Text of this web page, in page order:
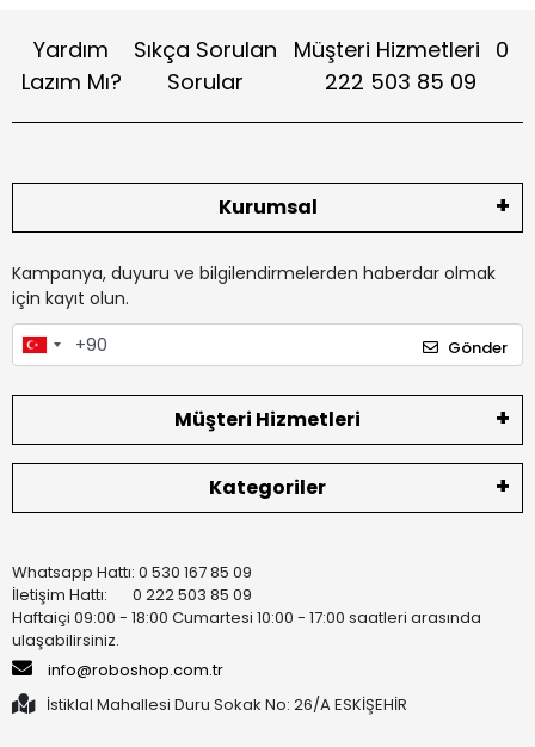
Yardım
Lazım Mı?
Sıkça Sorulan
Sorular
Müşteri Hizmetleri 0
222 503 85 09
Kurumsal
Kampanya, duyuru ve bilgilendirmelerden haberdar olmak
için kayıt olun.
Gönder
Müşteri Hizmetleri
Kategoriler
Whatsapp Hattı: 0 530 167 85 09
İletişim Hattı: 0 222 503 85 09
Haftaiçi 09:00 - 18:00 Cumartesi 10:00 - 17:00 saatleri arasında
ulaşabilirsiniz.
info@roboshop.com.tr
İstiklal Mahallesi Duru Sokak No: 26/A ESKİŞEHİR